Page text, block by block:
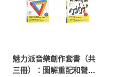
魅力派音樂創作套書（共
三冊）：圖解重配和聲入